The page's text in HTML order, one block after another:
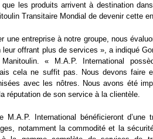
les produits arrivent à destination
Transitaire Mondial de devenir cette
une entreprise à notre groupe, nous
leur offrant plus de services », a indiqué
Manitoulin. « M.A.P. International
cela ne suffit pas. Nous devons faire
avec les nôtres. Nous avons été
réputation de son service à la clientèle.
M.A.P. International bénéficieront
notamment la commodité et la